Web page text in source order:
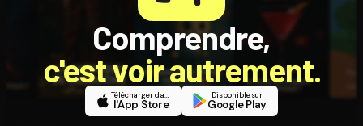
Comprendre,
c'est voir autrement.
Télécharger dans
l'App Store
Disponible sur
Google Play